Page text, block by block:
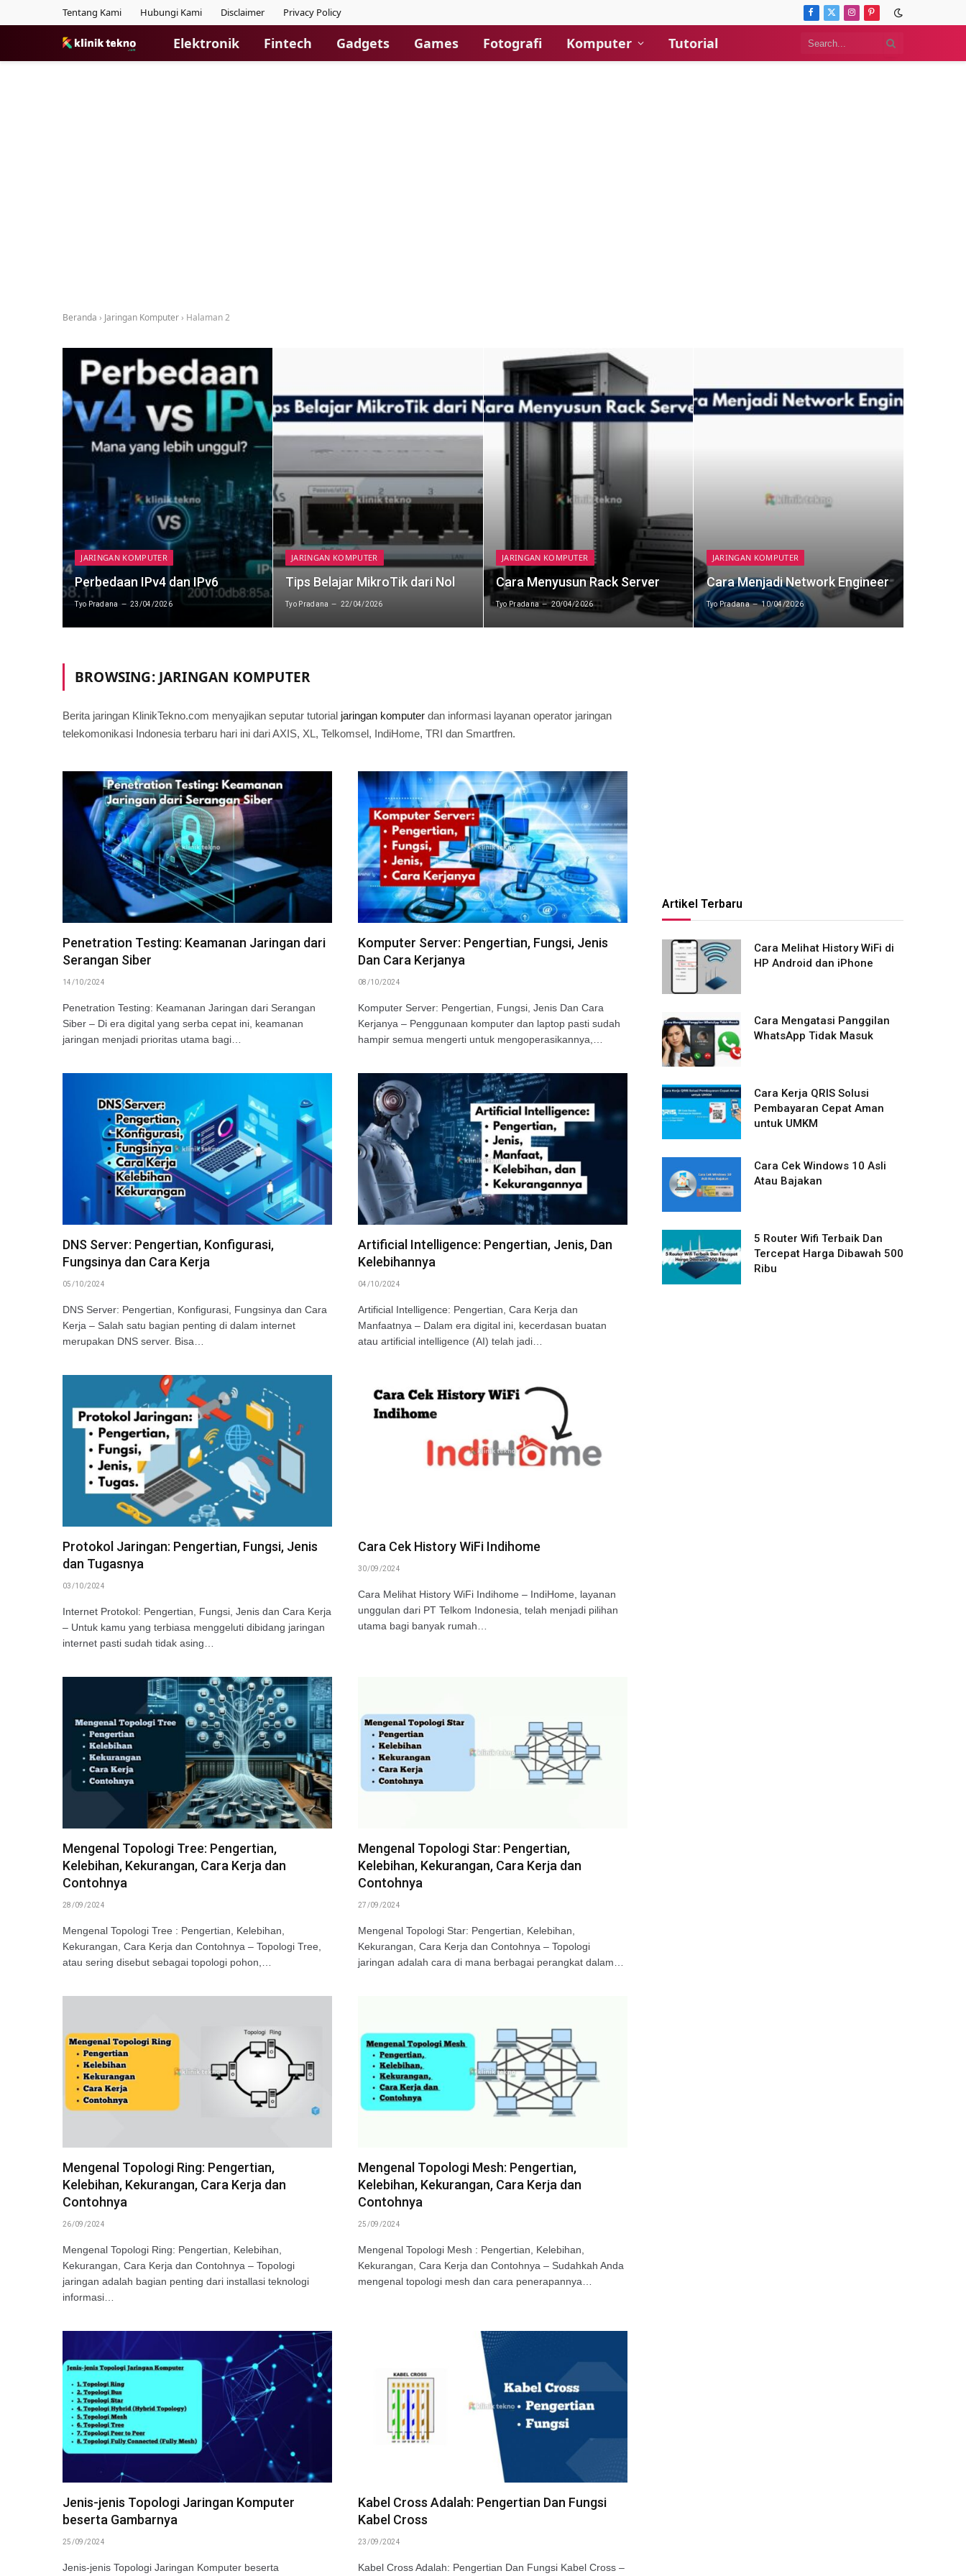
Tentang Kami Hubungi Kami Disclaimer Privacy Policy Facebook
X
Instagram
Pinterest
Elektronik Fintech Gadgets Games Fotografi Komputer Tutorial
Beranda › Jaringan Komputer › Halaman 2
JARINGAN KOMPUTER
Perbedaan IPv4 dan IPv6
Tyo Pradana 23/04/2026
JARINGAN KOMPUTER
Tips Belajar MikroTik dari Nol
Tyo Pradana 22/04/2026
JARINGAN KOMPUTER
Cara Menyusun Rack Server
Tyo Pradana 20/04/2026
JARINGAN KOMPUTER
Cara Menjadi Network Engineer
Tyo Pradana 10/04/2026
BROWSING: JARINGAN KOMPUTER
Berita jaringan KlinikTekno.com menyajikan seputar tutorial jaringan komputer dan informasi layanan operator jaringan
telekomonikasi Indonesia terbaru hari ini dari AXIS, XL, Telkomsel, IndiHome, TRI dan Smartfren.
Penetration Testing: Keamanan Jaringan dari
Serangan Siber
14/10/2024
Penetration Testing: Keamanan Jaringan dari Serangan
Siber – Di era digital yang serba cepat ini, keamanan
jaringan menjadi prioritas utama bagi…
Komputer Server: Pengertian, Fungsi, Jenis
Dan Cara Kerjanya
08/10/2024
Komputer Server: Pengertian, Fungsi, Jenis Dan Cara
Kerjanya – Penggunaan komputer dan laptop pasti sudah
hampir semua mengerti untuk mengoperasikannya,…
DNS Server: Pengertian, Konfigurasi,
Fungsinya dan Cara Kerja
05/10/2024
DNS Server: Pengertian, Konfigurasi, Fungsinya dan Cara
Kerja – Salah satu bagian penting di dalam internet
merupakan DNS server. Bisa…
Artificial Intelligence: Pengertian, Jenis, Dan
Kelebihannya
04/10/2024
Artificial Intelligence: Pengertian, Cara Kerja dan
Manfaatnya – Dalam era digital ini, kecerdasan buatan
atau artificial intelligence (AI) telah jadi…
Protokol Jaringan: Pengertian, Fungsi, Jenis
dan Tugasnya
03/10/2024
Internet Protokol: Pengertian, Fungsi, Jenis dan Cara Kerja
– Untuk kamu yang terbiasa menggeluti dibidang jaringan
internet pasti sudah tidak asing…
Cara Cek History WiFi Indihome
30/09/2024
Cara Melihat History WiFi Indihome – IndiHome, layanan
unggulan dari PT Telkom Indonesia, telah menjadi pilihan
utama bagi banyak rumah…
Mengenal Topologi Tree: Pengertian,
Kelebihan, Kekurangan, Cara Kerja dan
Contohnya
28/09/2024
Mengenal Topologi Tree : Pengertian, Kelebihan,
Kekurangan, Cara Kerja dan Contohnya – Topologi Tree,
atau sering disebut sebagai topologi pohon,…
Mengenal Topologi Star: Pengertian,
Kelebihan, Kekurangan, Cara Kerja dan
Contohnya
27/09/2024
Mengenal Topologi Star: Pengertian, Kelebihan,
Kekurangan, Cara Kerja dan Contohnya – Topologi
jaringan adalah cara di mana berbagai perangkat dalam…
Mengenal Topologi Ring: Pengertian,
Kelebihan, Kekurangan, Cara Kerja dan
Contohnya
26/09/2024
Mengenal Topologi Ring: Pengertian, Kelebihan,
Kekurangan, Cara Kerja dan Contohnya – Topologi
jaringan adalah bagian penting dari installasi teknologi
informasi…
Mengenal Topologi Mesh: Pengertian,
Kelebihan, Kekurangan, Cara Kerja dan
Contohnya
25/09/2024
Mengenal Topologi Mesh : Pengertian, Kelebihan,
Kekurangan, Cara Kerja dan Contohnya – Sudahkah Anda
mengenal topologi mesh dan cara penerapannya…
Jenis-jenis Topologi Jaringan Komputer
beserta Gambarnya
25/09/2024
Jenis-jenis Topologi Jaringan Komputer beserta
Kabel Cross Adalah: Pengertian Dan Fungsi
Kabel Cross
23/09/2024
Kabel Cross Adalah: Pengertian Dan Fungsi Kabel Cross –
Artikel Terbaru
Cara Melihat History WiFi di
HP Android dan iPhone
Cara Mengatasi Panggilan
WhatsApp Tidak Masuk
Cara Kerja QRIS Solusi
Pembayaran Cepat Aman
untuk UMKM
Cara Cek Windows 10 Asli
Atau Bajakan
5 Router Wifi Terbaik Dan
Tercepat Harga Dibawah 500
Ribu